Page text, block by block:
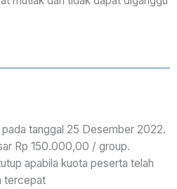
pada tanggal 25 Desember 2022.
Rp 150.000,00 / group.
apabila kuota peserta telah
tercepat